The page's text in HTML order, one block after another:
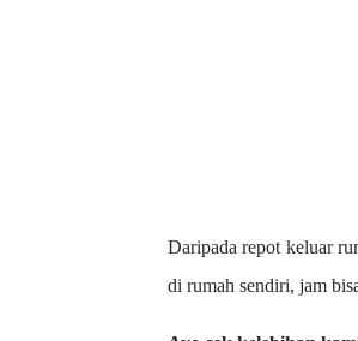
Daripada repot keluar
di rumah sendiri, jam